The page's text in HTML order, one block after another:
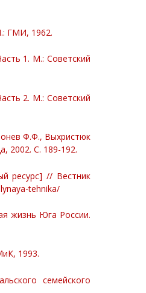
ГМИ, 1962.
1. М.: Советский
2. М.: Советский
Ф.Ф., Выхристюк
2002. С. 189-192.
ресурс] // Вестник
tehnika/
жизнь Юга России.
1993.
семейского